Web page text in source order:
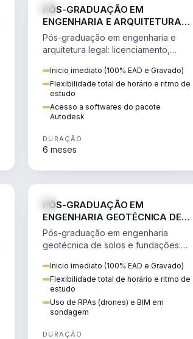
PÓS-GRADUAÇÃO EM
ENGENHARIA E ARQUITETURA
LEGAL
Pós-graduação em engenharia e
arquitetura legal: licenciamento,
técnica judicial na construção.
Inicio imediato (100% EAD e Gravado)
Flexibilidade total de horário e ritmo de
estudo
Acesso a softwares do pacote
Autodesk
DURAÇÃO
6 meses
PÓS-GRADUAÇÃO EM
ENGENHARIA GEOTÉCNICA DE
SOLOS E FUNDAÇÕES
Pós-graduação em engenharia
geotécnica de solos e fundações:
túneis e fundações profundas e
especiais.
Inicio imediato (100% EAD e Gravado)
Flexibilidade total de horário e ritmo de
estudo
Uso de RPAs (drones) e BIM em
sondagem
DURAÇÃO